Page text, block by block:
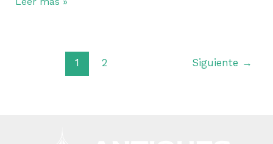
1 2 Siguiente →